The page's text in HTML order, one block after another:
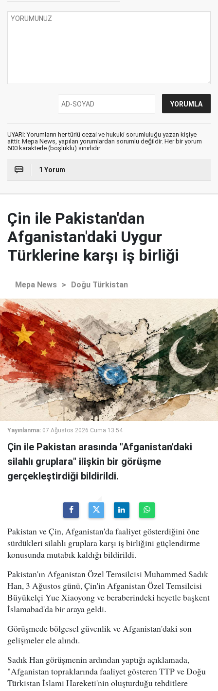
UYARI: Yorumların her türlü cezai ve hukuki sorumluluğu yazan kişiye
aittir. Mepa News, yapılan yorumlardan sorumlu değildir. Her bir yorum
600 karakterle (boşluklu) sınırlıdır.
1 Yorum
Çin ile Pakistan'dan
Afganistan'daki Uygur
Türklerine karşı iş birliği
Mepa News > Doğu Türkistan
Yayınlanma: 07 Ağustos 2026 Cuma 13:54
Çin ile Pakistan arasında "Afganistan'daki
silahlı gruplara" ilişkin bir görüşme
gerçekleştirdiği bildirildi.
Pakistan ve Çin, Afganistan'da faaliyet gösterdiğini öne
sürdükleri silahlı gruplara karşı iş birliğini güçlendirme
konusunda mutabık kaldığı bildirildi.
Pakistan'ın Afganistan Özel Temsilcisi Muhammed Sadık
Han, 3 Ağustos günü, Çin'in Afganistan Özel Temsilcisi
Büyükelçi Yue Xiaoyong ve beraberindeki heyetle başkent
İslamabad'da bir araya geldi.
Görüşmede bölgesel güvenlik ve Afganistan'daki son
gelişmeler ele alındı.
Sadık Han görüşmenin ardından yaptığı açıklamada,
"Afganistan topraklarında faaliyet gösteren TTP ve Doğu
Türkistan İslami Hareketi'nin oluşturduğu tehditlere